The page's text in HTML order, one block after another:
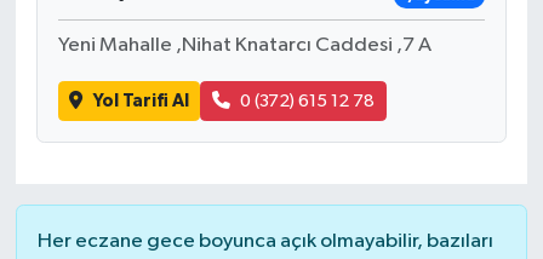
Yeni Mahalle ,Nihat Knatarcı Caddesi ,7 A
Yol Tarifi Al 0 (372) 615 12 78
Her eczane gece boyunca açık olmayabilir, bazıları